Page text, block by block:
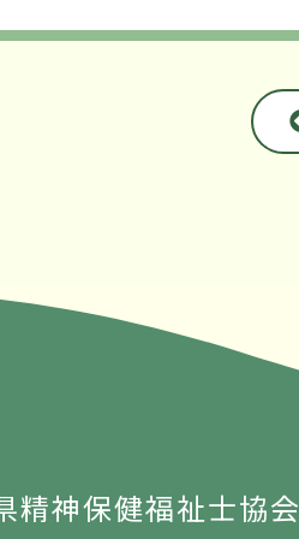
精神保健福祉士協会